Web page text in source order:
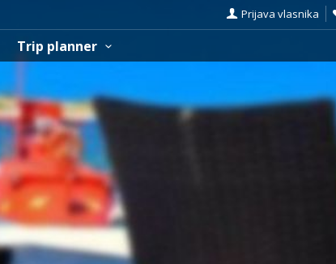
Prijava vlasnika
Trip planner